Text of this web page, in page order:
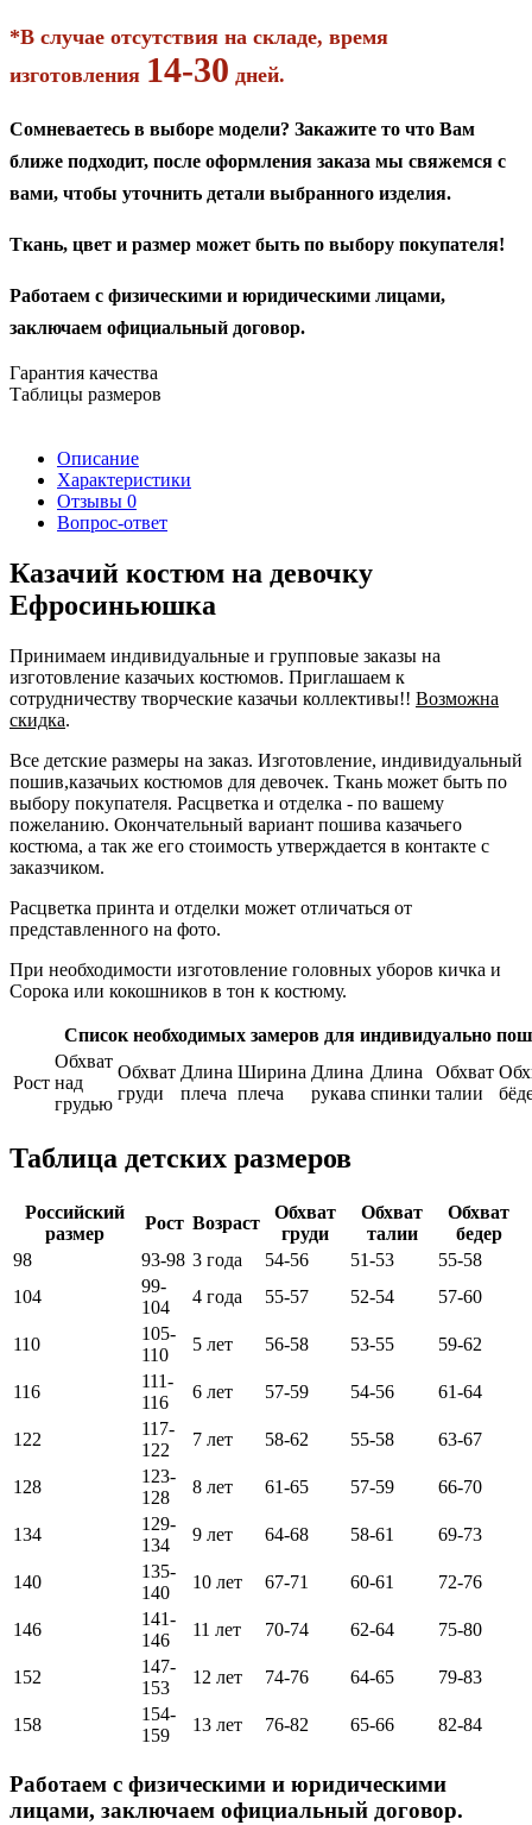
*В случае отсутствия на складе, время
изготовления 14-30 дней.
Сомневаетесь в выборе модели? Закажите то что Вам
ближе подходит, после оформления заказа мы свяжемся с
вами, чтобы уточнить детали выбранного изделия.
Ткань, цвет и размер может быть по выбору покупателя!
Работаем с физическими и юридическими лицами,
заключаем официальный договор.
Гарантия качества
Таблицы размеров
Описание
Характеристики
Отзывы 0
Вопрос-ответ
Казачий костюм на девочку
Ефросиньюшка
Принимаем индивидуальные и групповые заказы на
изготовление казачьих костюмов. Приглашаем к
сотрудничеству творческие казачьи коллективы!! Возможна
скидка.
Все детские размеры на заказ. Изготовление, индивидуальный
пошив,казачьих костюмов для девочек. Ткань может быть по
выбору покупателя. Расцветка и отделка - по вашему
пожеланию. Окончательный вариант пошива казачьего
костюма, а так же его стоимость утверждается в контакте с
заказчиком.
Расцветка принта и отделки может отличаться от
представленного на фото.
При необходимости изготовление головных уборов кичка и
Сорока или кокошников в тон к костюму.
Список необходимых замеров для индивидуально
Рост
Обхват
над
грудью
Обхват
груди
Длина
плеча
Ширина
плеча
Длина
рукава
Длина
спинки
Обхват
талии
Таблица детских размеров
Российский
размер
Рост Возраст
Обхват
груди
Обхват
талии
Обхват
бедер
98
93-98 3 года 54-56 51-53
55-58
104
99-
104
4 года 55-57 52-54 57-60
110
105-
110
5 лет 56-58 53-55 59-62
116
111-
116
6 лет 57-59 54-56 61-64
122
117-
122
7 лет 58-62 55-58 63-67
128
123-
128
8 лет 61-65 57-59 66-70
134
129-
134
9 лет 64-68 58-61 69-73
140
135-
140
10 лет 67-71 60-61 72-76
146
141-
146
11 лет 70-74 62-64 75-80
152
147-
153
12 лет 74-76 64-65 79-83
158
154-
159
13 лет 76-82 65-66 82-84
Работаем с физическими и юридическими
лицами, заключаем официальный договор.